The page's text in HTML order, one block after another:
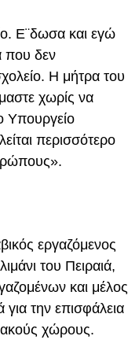
Ε¨δωσα και εγώ
που δεν
Η μήτρα του
χωρίς να
Υπουργείο
περισσότερο
εργαζόμενος
του Πειραιά,
και μέλος
για την επισφάλεια
χώρους.